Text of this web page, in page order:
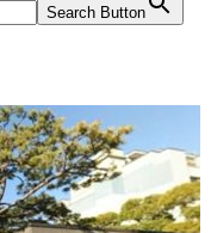
Search Button